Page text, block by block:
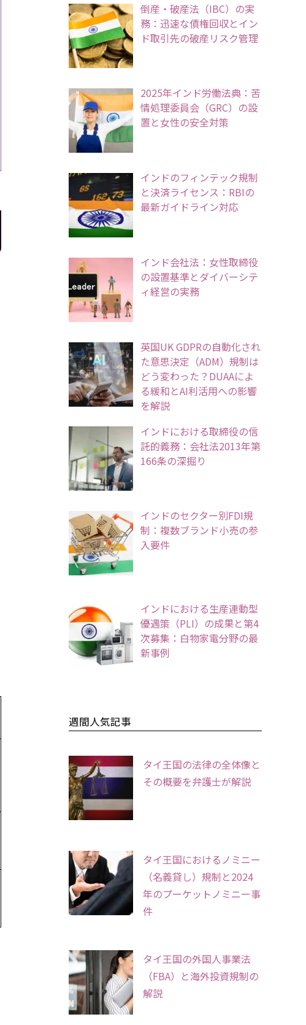
倒産・破産法（IBC）の実
務：迅速な債権回収とイン
ド取引先の破産リスク管理
2025年インド労働法典：苦
情処理委員会（GRC）の設
置と女性の安全対策
インドのフィンテック規制
と決済ライセンス：RBIの
最新ガイドライン対応
インド会社法：女性取締役
の設置基準とダイバーシテ
ィ経営の実務
英国UK GDPRの自動化され
た意思決定（ADM）規制は
どう変わった？DUAAによ
る緩和とAI利活用への影響
を解説
インドにおける取締役の信
託的義務：会社法2013年第
166条の深掘り
インドのセクター別FDI規
制：複数ブランド小売の参
入要件
インドにおける生産連動型
優遇策（PLI）の成果と第4
次募集：白物家電分野の最
新事例
週間人気記事
タイ王国の法律の全体像と
その概要を弁護士が解説
タイ王国におけるノミニー
（名義貸し）規制と2024
年のプーケットノミニー事
件
タイ王国の外国人事業法
（FBA）と海外投資規制の
解説